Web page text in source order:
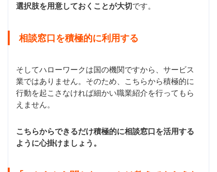
選択肢を用意しておくことが大切です。
相談窓口を積極的に利用する
そしてハローワークは国の機関ですから、サービス
業ではありません。そのため、こちらから積極的に
行動を起こさなければ細かい職業紹介を行ってもら
えません。
こちらからできるだけ積極的に相談窓口を活用する
ように心掛けましょう。